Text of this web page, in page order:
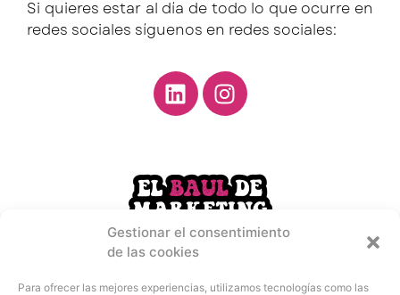
Gestionar el consentimiento
de las cookies
Para ofrecer las mejores experiencias, utilizamos tecnologías como las
Si quieres estar al día de todo lo que ocurre en
redes sociales síguenos en redes sociales: